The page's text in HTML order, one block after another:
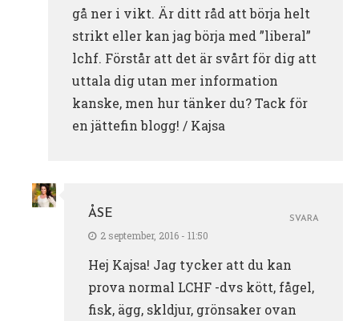
gå ner i vikt. Är ditt råd att börja helt
strikt eller kan jag börja med ”liberal”
lchf. Förstår att det är svårt för dig att
uttala dig utan mer information
kanske, men hur tänker du? Tack för
en jättefin blogg! / Kajsa
ÅSE
2 september, 2016 - 11:50
Hej Kajsa! Jag tycker att du kan
prova normal LCHF -dvs kött, fågel,
fisk, ägg, skldjur, grönsaker ovan
SVARA